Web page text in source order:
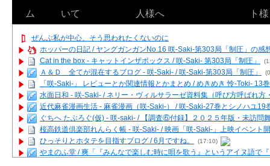
ム
いて
人様へ
ト様
ぜんぶ私が中心、そう思われたくないのに
ホッパーの日記 / ヤングガンガンNo.16 咲-Saki-第303局「制圧」の感
Cat in the box - キャットインザボックス / 咲-Saki- 第303局「制圧」
Ａ＆Ｄ 全てが混在するブログ - 咲-Saki- / 咲-Saki-第303局「制圧」
「咲-Saki-」 レビューとか関連情報とかまとめ / めきめき 怜-Toki- 13
水面日和 - 咲-Saki- / ネリー・ヴィルサラーゼ資料集（呼び方呼ばれ方
近代麻雀漫画生活 - 麻雀漫画（咲-Saki-） / 咲-Saki-27巻とシノハユ
ぐちへ たぶろぐ(仮) - 咲-saki- / 【調査⑥付録】２０２５年版・未訪問
桜高鉄道倶楽部れんらく帳 - 咲-Saki- / 映画「咲-Saki-」上映イベント
ひっそりとホタテを目指すブログ / 6月ですね。
(17:10)
やまのふ堂 / 爽「『みんなで楽しむ時に唄を歌う』というアイヌ語で